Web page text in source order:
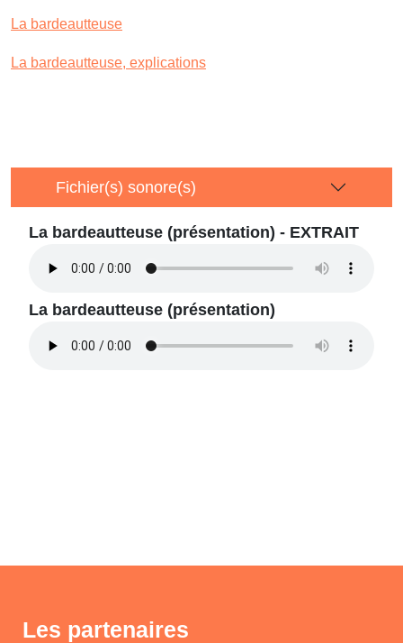
La bardeautteuse
La bardeautteuse, explications
Fichier(s) sonore(s)
La bardeautteuse (présentation) - EXTRAIT
La bardeautteuse (présentation)
Les partenaires